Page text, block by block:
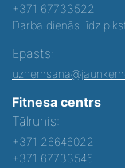
+371 67733522
Darba dienās līdz
Epasts:
Fitnesa centrs
Tālrunis:
+371 26646022
+371 67733545